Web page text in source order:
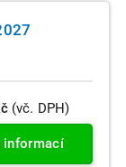
(vč. DPH)
informací